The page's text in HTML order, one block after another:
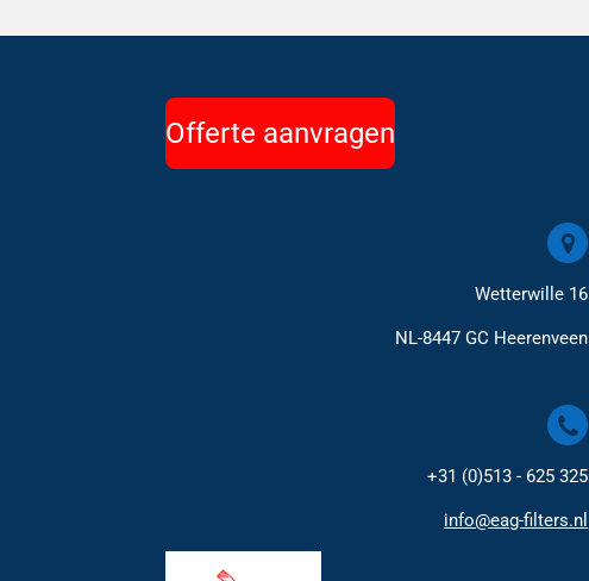
Offerte aanvragen
Wetterwille 16
NL-8447 GC Heerenveen
+31 (0)513 - 625 325
info@eag-filters.nl